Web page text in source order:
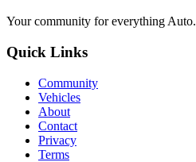
Your community for everything Auto.
Quick Links
Community
Vehicles
About
Contact
Privacy
Terms